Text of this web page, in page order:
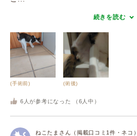
続きを読む
(手術前) (術後)
6 人が参考になった （ 6 人中）
ねこたまさん（掲載口コミ1件・ネコ）